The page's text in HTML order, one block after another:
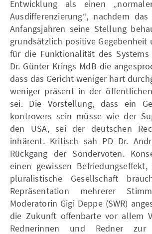
Entwicklung als einen
Ausdifferenzierung“, nachdem
Anfangsjahren seine Stellung
grundsätzlich positive Gegebenheit
für die Funktionalität des Systems
Dr. Günter Krings MdB die
dass das Gericht weniger hart
weniger präsent in der
sei. Die Vorstellung, dass ein
kontrovers sein müsse wie der
den USA, sei der deutschen
inhärent. Kritisch sah PD Dr.
Rückgang der Sondervoten.
einen gewissen
pluralistische Gesellschaft
Repräsentation mehrerer
Moderatorin Gigi Deppe (SWR)
die Zukunft offenbarte vor allem
Rednerinnen und Redner